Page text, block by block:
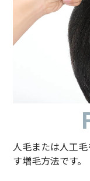
人毛または人工
す増毛方法です。